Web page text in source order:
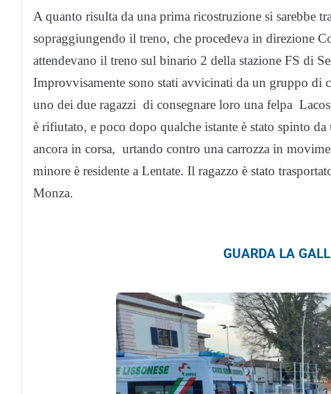
A quanto risulta da una prima ricostruzione si sarebbe
sopraggiungendo il treno, che procedeva in direzione
attendevano il treno sul binario 2 della stazione FS di
Improvvisamente sono stati avvicinati da un gruppo di
uno dei due ragazzi di consegnare loro una felpa
è rifiutato, e poco dopo qualche istante è stato spinto
ancora in corsa, urtando contro una carrozza in
minore è residente a Lentate. Il ragazzo è stato
Monza.
GUARDA LA